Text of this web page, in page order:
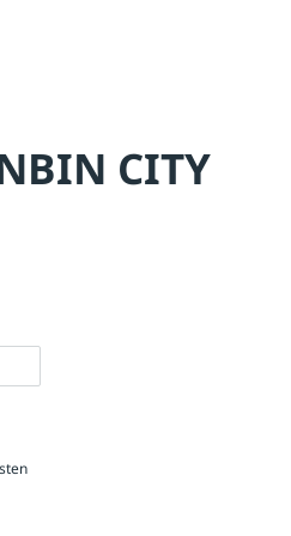
CITY